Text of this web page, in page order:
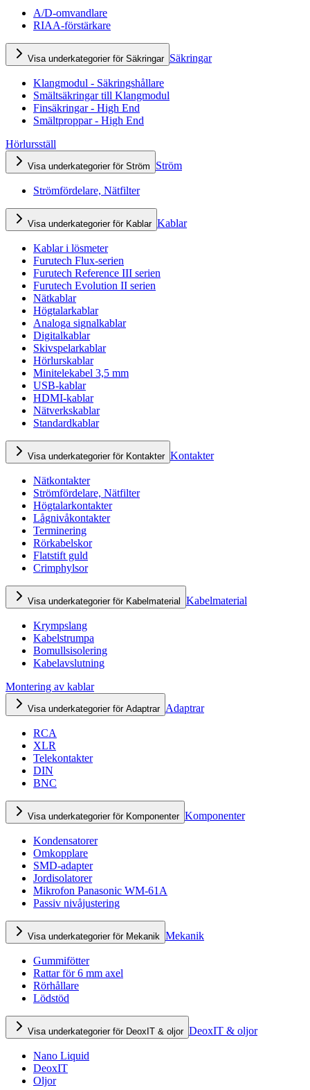
A/D-omvandlare
RIAA-förstärkare
Visa underkategorier för Säkringar Säkringar
Klangmodul - Säkringshållare
Smältsäkringar till Klangmodul
Finsäkringar - High End
Smältproppar - High End
Hörlursställ
Visa underkategorier för Ström Ström
Strömfördelare, Nätfilter
Visa underkategorier för Kablar Kablar
Kablar i lösmeter
Furutech Flux-serien
Furutech Reference III serien
Furutech Evolution II serien
Nätkablar
Högtalarkablar
Analoga signalkablar
Digitalkablar
Skivspelarkablar
Hörlurskablar
Minitelekabel 3,5 mm
USB-kablar
HDMI-kablar
Nätverkskablar
Standardkablar
Visa underkategorier för Kontakter Kontakter
Nätkontakter
Strömfördelare, Nätfilter
Högtalarkontakter
Lågnivåkontakter
Terminering
Rörkabelskor
Flatstift guld
Crimphylsor
Visa underkategorier för Kabelmaterial Kabelmaterial
Krympslang
Kabelstrumpa
Bomullsisolering
Kabelavslutning
Montering av kablar
Visa underkategorier för Adaptrar Adaptrar
RCA
XLR
Telekontakter
DIN
BNC
Visa underkategorier för Komponenter Komponenter
Kondensatorer
Omkopplare
SMD-adapter
Jordisolatorer
Mikrofon Panasonic WM-61A
Passiv nivåjustering
Visa underkategorier för Mekanik Mekanik
Gummifötter
Rattar för 6 mm axel
Rörhållare
Lödstöd
Visa underkategorier för DeoxIT & oljor DeoxIT & oljor
Nano Liquid
DeoxIT
Oljor